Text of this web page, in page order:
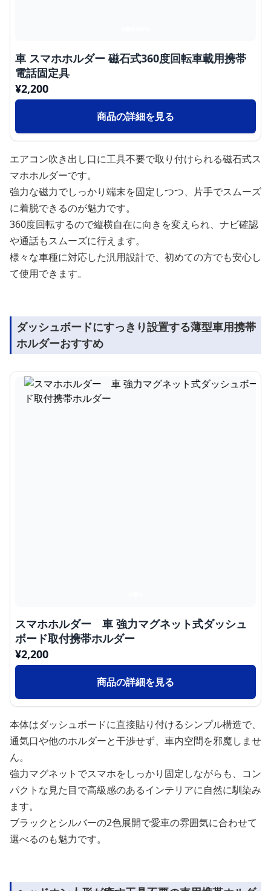
車 スマホホルダー 磁石式360度回転車載用携帯
電話固定具
¥2,200
商品の詳細を見る
エアコン吹き出し口に工具不要で取り付けられる磁石式ス
マホホルダーです。
強力な磁力でしっかり端末を固定しつつ、片手でスムーズ
に着脱できるのが魅力です。
360度回転するので縦横自在に向きを変えられ、ナビ確認
や通話もスムーズに行えます。
様々な車種に対応した汎用設計で、初めての方でも安心し
て使用できます。
ダッシュボードにすっきり設置する薄型車用携帯
ホルダーおすすめ
スマホホルダー 車 強力マグネット式ダッシュ
ボード取付携帯ホルダー
¥2,200
商品の詳細を見る
本体はダッシュボードに直接貼り付けるシンプル構造で、
通気口や他のホルダーと干渉せず、車内空間を邪魔しませ
ん。
強力マグネットでスマホをしっかり固定しながらも、コン
パクトな見た目で高級感のあるインテリアに自然に馴染み
ます。
ブラックとシルバーの2色展開で愛車の雰囲気に合わせて
選べるのも魅力です。